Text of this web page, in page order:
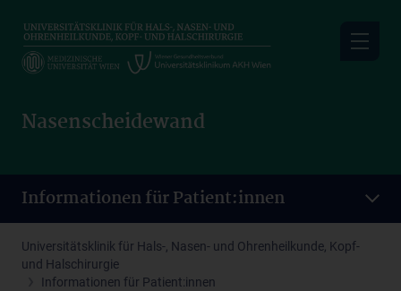
main
content
Nasenscheidewand
Informationen für Patient:innen
Universitätsklinik für Hals-, Nasen- und Ohrenheilkunde, Kopf-
und Halschirurgie
Informationen für Patient:innen